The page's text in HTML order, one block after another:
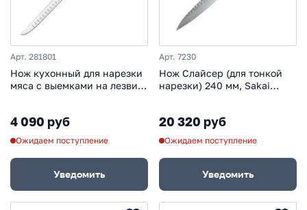
Арт. 281801
Нож кухонный для нарезки
мяса с выемками на лезвии,
4 090 руб
Ожидаем поступление
Уведомить
Арт. 7230
Нож Слайсер (для тонкой
нарезки) 240 мм, Sakai
махагон
20 320 руб
Ожидаем поступление
Уведомить